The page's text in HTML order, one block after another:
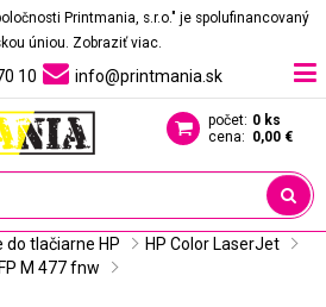
Printmania, s.r.o." je spolufinancovaný
úniou. Zobraziť viac.
10 info@printmania.sk
počet: 0 ks
cena: 0,00 €
do tlačiarne HP
HP Color LaserJet
M 477 fnw